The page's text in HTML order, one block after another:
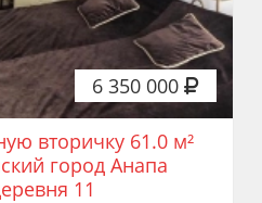
6 350 000
вторичку 61.0 м²
город Анапа
11